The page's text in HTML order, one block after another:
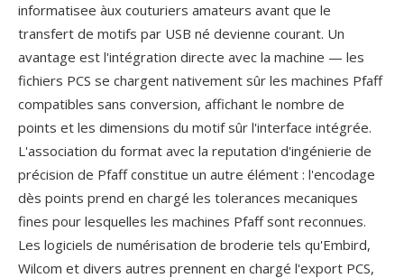
informatisee àux couturiers amateurs avant que le
transfert de motifs par USB né devienne courant. Un
avantage est l'intégration directe avec la machine — les
fichiers PCS se chargent nativement sûr les machines Pfaff
compatibles sans conversion, affichant le nombre de
points et les dimensions du motif sûr l'interface intégrée.
L'association du format avec la reputation d'ingénierie de
précision de Pfaff constitue un autre élément : l'encodage
dès points prend en chargé les tolerances mecaniques
fines pour lesquelles les machines Pfaff sont reconnues.
Les logiciels de numérisation de broderie tels qu'Embird,
Wilcom et divers autres prennent en chargé l'export PCS,